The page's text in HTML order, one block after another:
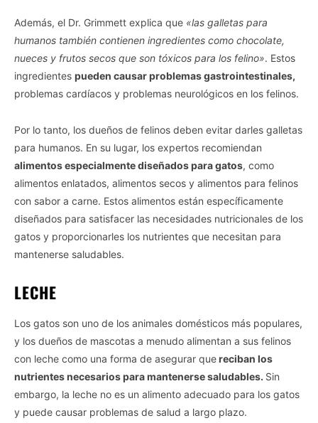
Además, el Dr. Grimmett explica que «las galletas para
humanos también contienen ingredientes como chocolate,
nueces y frutos secos que son tóxicos para los felino». Estos
ingredientes pueden causar problemas gastrointestinales,
problemas cardíacos y problemas neurológicos en los felinos.
Por lo tanto, los dueños de felinos deben evitar darles galletas
para humanos. En su lugar, los expertos recomiendan
alimentos especialmente diseñados para gatos, como
alimentos enlatados, alimentos secos y alimentos para felinos
con sabor a carne. Estos alimentos están específicamente
diseñados para satisfacer las necesidades nutricionales de los
gatos y proporcionarles los nutrientes que necesitan para
mantenerse saludables.
LECHE
Los gatos son uno de los animales domésticos más populares,
y los dueños de mascotas a menudo alimentan a sus felinos
con leche como una forma de asegurar quereciban los
nutrientes necesarios para mantenerse saludables. Sin
embargo, la leche no es un alimento adecuado para los gatos
y puede causar problemas de salud a largo plazo.